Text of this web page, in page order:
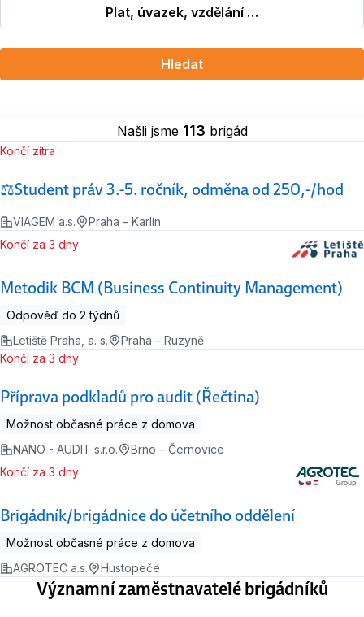
Plat, úvazek, vzdělání …
Hledat
Našli jsme 113 brigád
⚖️Student práv 3.-5. ročník, odměna od 250,-/hod
Končí zítra
VIAGEM a.s. Praha – Karlín
Metodik BCM (Business Continuity Management)
Končí za 3 dny
Odpověď do 2 týdnů
Letiště Praha, a. s.
Praha – Ruzyně
Příprava podkladů pro audit (Řečtina)
Končí za 3 dny
Možnost občasné práce z domova
NANO - AUDIT s.r.o.
Brno – Černovice
Brigádník/brigádnice do účetního oddělení
Končí za 3 dny
Možnost občasné práce z domova
AGROTEC a.s.
Hustopeče
Významní zaměstnavatelé brigádníků